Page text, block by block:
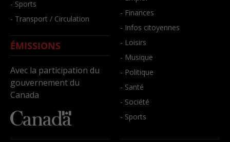
- Sports
- Transport / Circulation
ÉMISSIONS
Avec la participation du
gouvernement du
Canada
- Finances
- Infos citoyennes
- Loisirs
- Musique
- Politique
- Santé
- Société
- Sports